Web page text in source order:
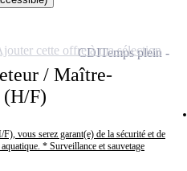
/ Maître-
(H/F)
vous serez garant(e) de la sécurité et de
* Surveillance et sauvetage
CDITemps plein
cette offre à ma sélection